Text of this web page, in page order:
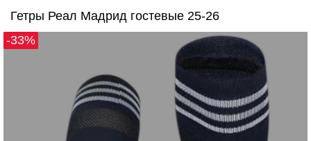
Гетры Реал Мадрид гостевые 25-26
-33%